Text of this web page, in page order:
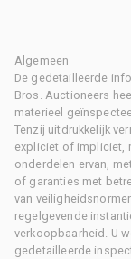
Algemeen
De gedetailleerde
Bros. Auctioneers
materieel
Tenzij uitdrukkelijk
expliciet of impliciet,
onderdelen ervan,
of garanties met
van
regelgevende
verkoopbaarheid. U
gedetailleerde